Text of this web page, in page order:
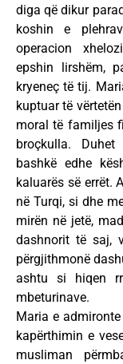
diga që dikur
koshin e
operacion
epshin lirshëm,
kryeneç të tij.
kuptuar të
moral të familjes
broçkulla.
bashkë edhe
kaluarës së errët.
në Turqi, si dhe
mirën në jetë,
dashnorit të saj,
përgjithmonë
ashtu si hiqen
mbeturinave.
Maria e
kapërthimin e
musliman